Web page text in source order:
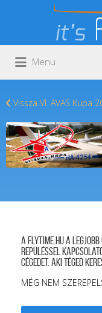
Keresés:
Menu
Vissza VI. AVAS Kupa
A FLYTIME.HU a
repüléssel
cégedet. Aki téged
MÉG NEM